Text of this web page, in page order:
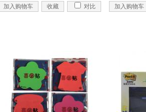
加入购物车 收藏 对比 加入购物车